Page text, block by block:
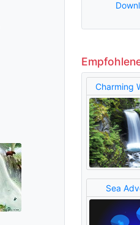
Charming
Sea